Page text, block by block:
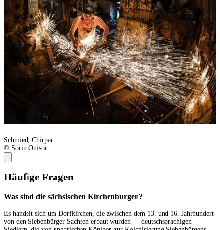
Schmied, Chirpar
© Sorin Onisor
Häufige Fragen
Was sind die sächsischen Kirchenburgen?
Es handelt sich um Dorfkirchen, die zwischen dem 13. und 16. Jahrhundert
von den Siebenbürger Sachsen erbaut wurden — deutschsprachigen